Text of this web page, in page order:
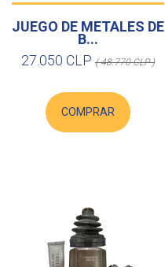
JUEGO DE METALES DE
B...
27.050 CLP ( 48.770 CLP )
COMPRAR